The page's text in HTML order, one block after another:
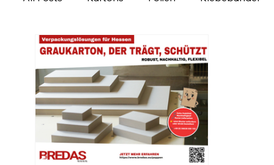
Ladungssicherung Personalisierbare Produkte
Verpackung regional entdecken